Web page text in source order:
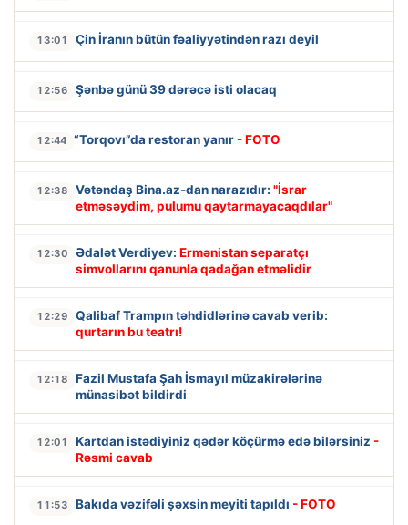
13:01 Çin İranın bütün fəaliyyətindən razı deyil
12:56 Şənbə günü 39 dərəcə isti olacaq
12:44 “Torqovı”da restoran yanır - FOTO
12:38 Vətəndaş Bina.az-dan narazıdır: "İsrar
etməsəydim, pulumu qaytarmayacaqdılar"
12:30 Ədalət Verdiyev: Ermənistan separatçı
simvollarını qanunla qadağan etməlidir
12:29
Qalibaf Trampın təhdidlərinə cavab verib:
qurtarın bu teatrı!
12:18
Fazil Mustafa Şah İsmayıl müzakirələrinə
münasibət bildirdi
12:01 Kartdan istədiyiniz qədər köçürmə edə bilərsiniz -
Rəsmi cavab
11:53 Bakıda vəzifəli şəxsin meyiti tapıldı - FOTO